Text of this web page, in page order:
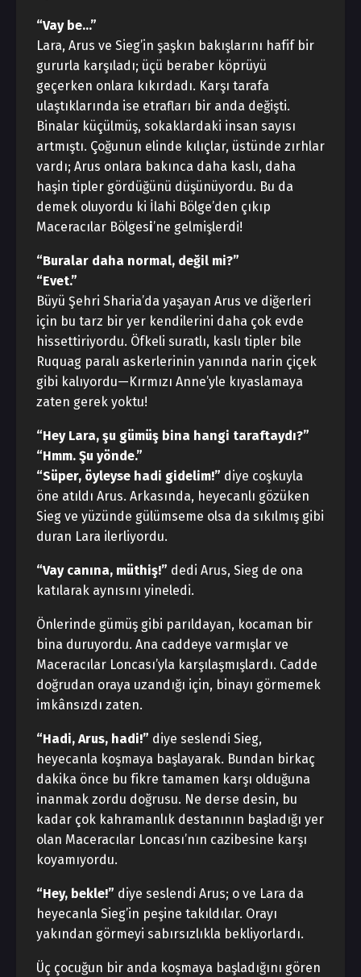
“Vay be…”
Lara, Arus ve Sieg’in şaşkın bakışlarını hafif bir
gururla karşıladı; üçü beraber köprüyü
geçerken onlara kıkırdadı. Karşı tarafa
ulaştıklarında ise etrafları bir anda değişti.
Binalar küçülmüş, sokaklardaki insan sayısı
artmıştı. Çoğunun elinde kılıçlar, üstünde zırhlar
vardı; Arus onlara bakınca daha kaslı, daha
haşin tipler gördüğünü düşünüyordu. Bu da
demek oluyordu ki İlahi Bölge’den çıkıp
Maceracılar Bölgesi’ne gelmişlerdi!
“Buralar daha normal, değil mi?”
“Evet.”
Büyü Şehri Sharia’da yaşayan Arus ve diğerleri
için bu tarz bir yer kendilerini daha çok evde
hissettiriyordu. Öfkeli suratlı, kaslı tipler bile
Ruquag paralı askerlerinin yanında narin çiçek
gibi kalıyordu—Kırmızı Anne’yle kıyaslamaya
zaten gerek yoktu!
“Hey Lara, şu gümüş bina hangi taraftaydı?”
“Hmm. Şu yönde.”
“Süper, öyleyse hadi gidelim!” diye coşkuyla
öne atıldı Arus. Arkasında, heyecanlı gözüken
Sieg ve yüzünde gülümseme olsa da sıkılmış gibi
duran Lara ilerliyordu.
“Vay canına, müthiş!” dedi Arus, Sieg de ona
katılarak aynısını yineledi.
Önlerinde gümüş gibi parıldayan, kocaman bir
bina duruyordu. Ana caddeye varmışlar ve
Maceracılar Loncası’yla karşılaşmışlardı. Cadde
doğrudan oraya uzandığı için, binayı görmemek
imkânsızdı zaten.
“Hadi, Arus, hadi!” diye seslendi Sieg,
heyecanla koşmaya başlayarak. Bundan birkaç
dakika önce bu fikre tamamen karşı olduğuna
inanmak zordu doğrusu. Ne derse desin, bu
kadar çok kahramanlık destanının başladığı yer
olan Maceracılar Loncası’nın cazibesine karşı
koyamıyordu.
“Hey, bekle!” diye seslendi Arus; o ve Lara da
heyecanla Sieg’in peşine takıldılar. Orayı
yakından görmeyi sabırsızlıkla bekliyorlardı.
Üç çocuğun bir anda koşmaya başladığını gören